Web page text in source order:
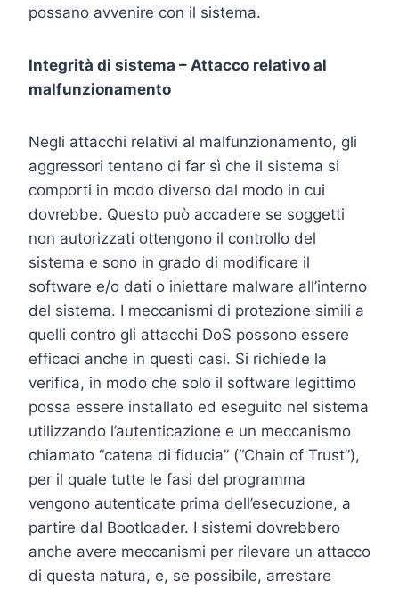
possano avvenire con il sistema.
Integrità di sistema – Attacco relativo al
malfunzionamento
Negli attacchi relativi al malfunzionamento, gli
aggressori tentano di far sì che il sistema si
comporti in modo diverso dal modo in cui
dovrebbe. Questo può accadere se soggetti
non autorizzati ottengono il controllo del
sistema e sono in grado di modificare il
software e/o dati o iniettare malware all’interno
del sistema. I meccanismi di protezione simili a
quelli contro gli attacchi DoS possono essere
efficaci anche in questi casi. Si richiede la
verifica, in modo che solo il software legittimo
possa essere installato ed eseguito nel sistema
utilizzando l’autenticazione e un meccanismo
chiamato “catena di fiducia” (“Chain of Trust”),
per il quale tutte le fasi del programma
vengono autenticate prima dell’esecuzione, a
partire dal Bootloader. I sistemi dovrebbero
anche avere meccanismi per rilevare un attacco
di questa natura, e, se possibile, arrestare